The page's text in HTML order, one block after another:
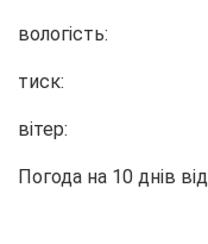
вологість:
тиск:
вітер:
Погода на 10 днів від